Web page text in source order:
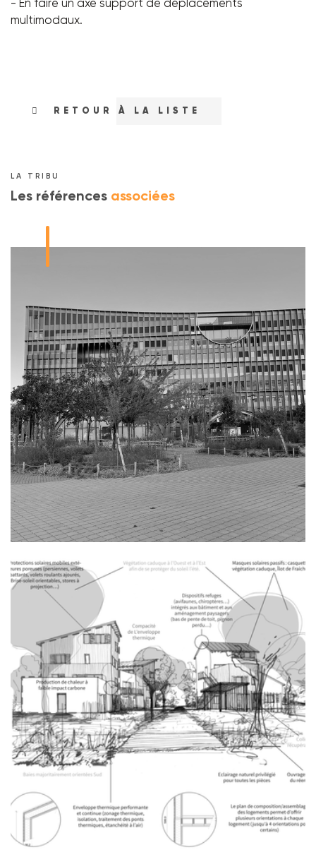
- En faire un axe support de déplacements
multimodaux.
RETOUR À LA LISTE
LA TRIBU
Les références associées